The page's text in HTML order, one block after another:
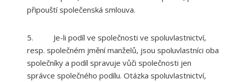
připouští společenská smlouva.
5. Je-li podíl ve společnosti ve spoluvlastnictví,
resp. společném jmění manželů, jsou spoluvlastníci oba
společníky a podíl spravuje vůči společnosti jen
správce společného podílu. Otázka spoluvlastnictví,